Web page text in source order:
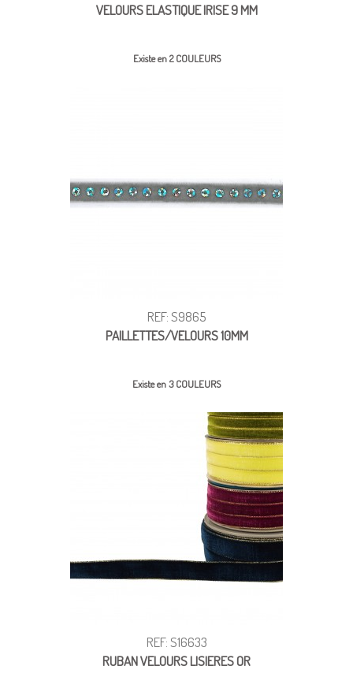
VELOURS ELASTIQUE IRISE 9 MM
Existe en 2 COULEURS
REF: S9865
PAILLETTES/VELOURS 10MM
Existe en 3 COULEURS
REF: S16633
RUBAN VELOURS LISIERES OR